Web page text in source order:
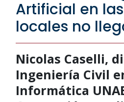
Artificial en
locales no
Nicolas Caselli,
Ingeniería Civil
Informática